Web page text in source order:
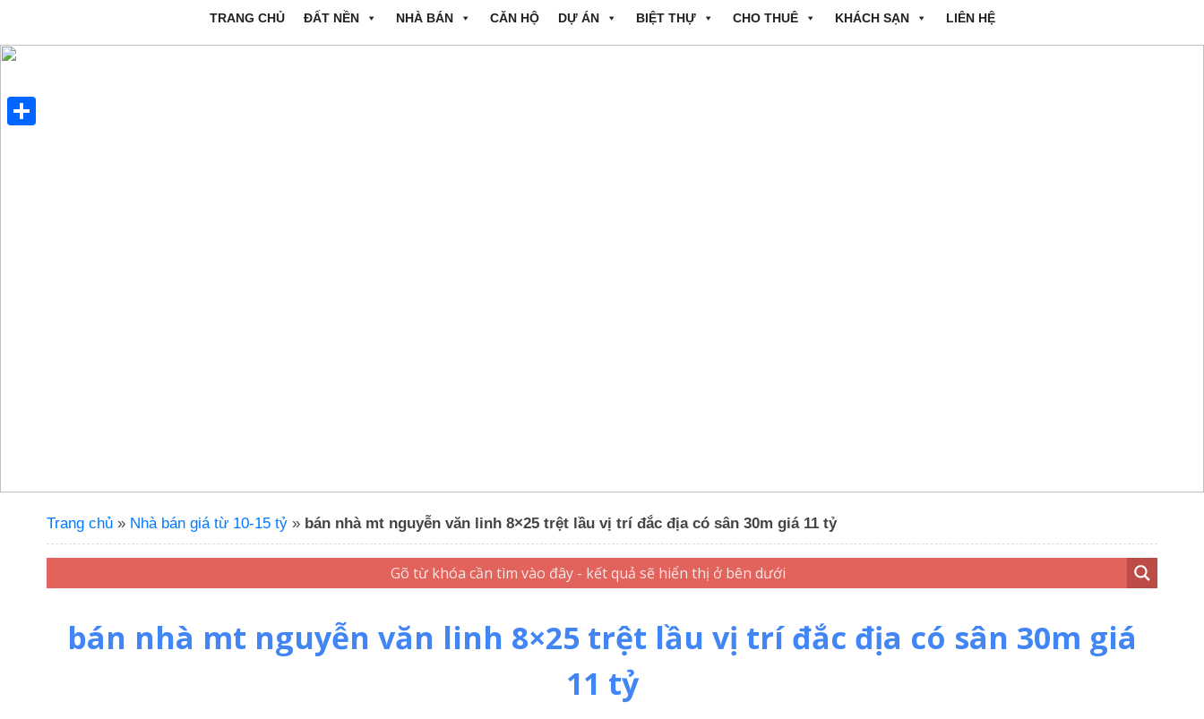
TRANG CHỦ ĐẤT NỀN NHÀ BÁN CĂN HỘ DỰ ÁN BIỆT THỰ CHO THUÊ KHÁCH SẠN LIÊN HỆ
Trang chủ » Nhà bán giá từ 10-15 tỷ » bán nhà mt nguyễn văn linh 8×25 trệt lầu vị trí đắc địa có sân 30m giá 11 tỷ
bán nhà mt nguyễn văn linh 8×25 trệt lầu vị trí đắc địa có sân 30m giá
11 tỷ